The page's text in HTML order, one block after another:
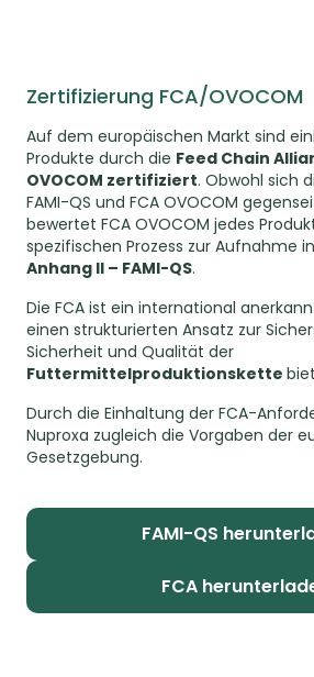
Zertifizierung FCA/OVOCOM
Auf dem europäischen Markt sind
Produkte durch die Feed Chain
OVOCOM zertifiziert. Obwohl sich
FAMI-QS und FCA OVOCOM
bewertet FCA OVOCOM jedes
spezifischen Prozess zur Aufnahme
Anhang II – FAMI-QS.
Die FCA ist ein international
einen strukturierten Ansatz zur
Sicherheit und Qualität der
Futtermittelproduktionskette
Durch die Einhaltung der FCA-
Nuproxa zugleich die Vorgaben der
Gesetzgebung.
FAMI-QS
FCA